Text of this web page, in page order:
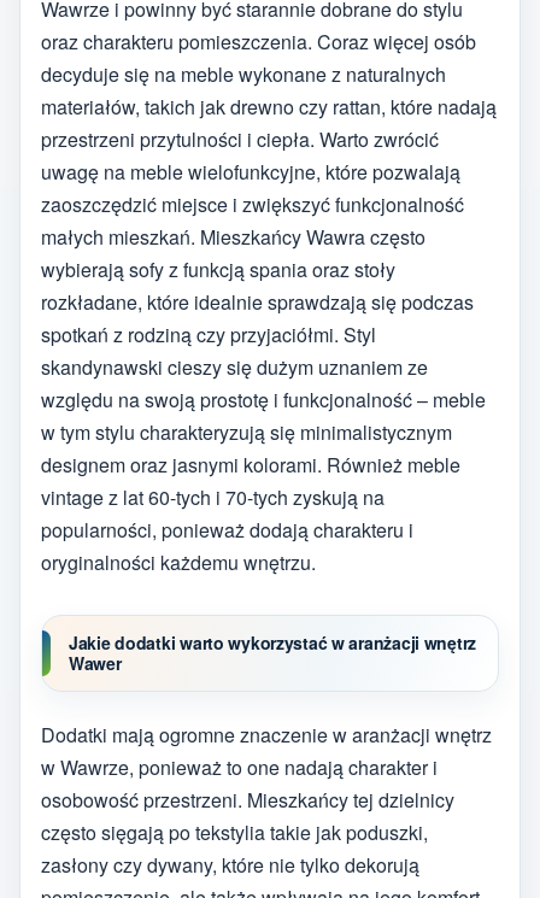
Wawrze i powinny być starannie dobrane do stylu
oraz charakteru pomieszczenia. Coraz więcej osób
decyduje się na meble wykonane z naturalnych
materiałów, takich jak drewno czy rattan, które nadają
przestrzeni przytulności i ciepła. Warto zwrócić
uwagę na meble wielofunkcyjne, które pozwalają
zaoszczędzić miejsce i zwiększyć funkcjonalność
małych mieszkań. Mieszkańcy Wawra często
wybierają sofy z funkcją spania oraz stoły
rozkładane, które idealnie sprawdzają się podczas
spotkań z rodziną czy przyjaciółmi. Styl
skandynawski cieszy się dużym uznaniem ze
względu na swoją prostotę i funkcjonalność – meble
w tym stylu charakteryzują się minimalistycznym
designem oraz jasnymi kolorami. Również meble
vintage z lat 60-tych i 70-tych zyskują na
popularności, ponieważ dodają charakteru i
oryginalności każdemu wnętrzu.
Jakie dodatki warto wykorzystać w aranżacji wnętrz
Wawer
Dodatki mają ogromne znaczenie w aranżacji wnętrz
w Wawrze, ponieważ to one nadają charakter i
osobowość przestrzeni. Mieszkańcy tej dzielnicy
często sięgają po tekstylia takie jak poduszki,
zasłony czy dywany, które nie tylko dekorują